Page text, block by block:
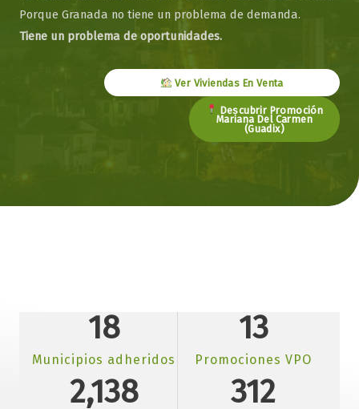
Porque Granada no tiene un problema de demanda.
Tiene un problema de oportunidades.
Ver Viviendas En Venta
Descubrir Promoción
Mariana Del Carmen
(Guadix)
18
Municipios adheridos
13
Promociones VPO
2,138 312